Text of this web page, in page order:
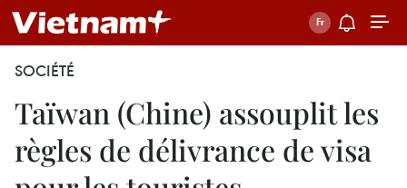
SOCIÉTÉ
Taïwan (Chine) assouplit les
règles de délivrance de visa